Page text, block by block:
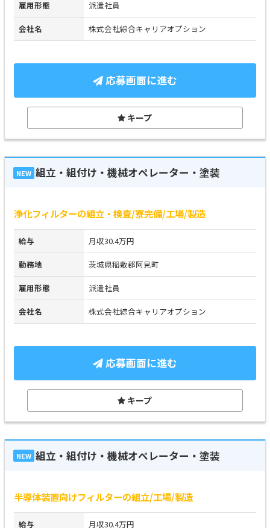
雇用形態 派遣社員
会社名 株式会社綜合キャリアオプション
応募画面に進む
キープ
NEW 組立・組付け・機械オペレーター・塗装
浄化フィルターの組立・検査/寮完備/工場/製造
給与 月収30.4万円
勤務地 茨城県稲敷郡阿見町
雇用形態 派遣社員
会社名 株式会社綜合キャリアオプション
応募画面に進む
キープ
NEW 組立・組付け・機械オペレーター・塗装
半導体装置向けフィルターの組立/工場/製造
給与 月収30.4万円